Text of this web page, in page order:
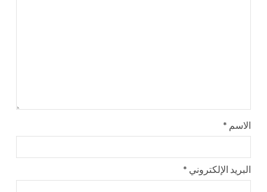
الاسم *
البريد الإلكتروني *